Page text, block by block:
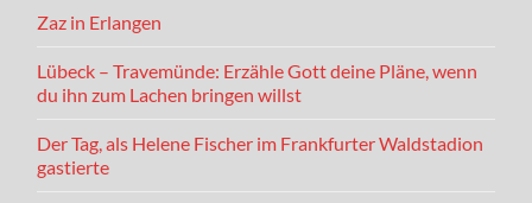
Zaz in Erlangen
Lübeck – Travemünde: Erzähle Gott deine Pläne, wenn
du ihn zum Lachen bringen willst
Der Tag, als Helene Fischer im Frankfurter Waldstadion
gastierte